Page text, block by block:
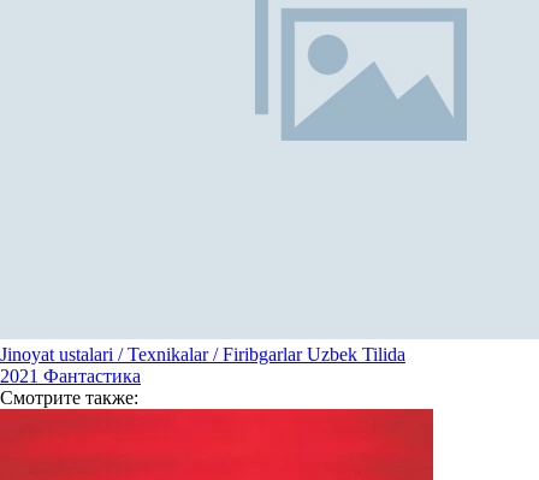
Jinoyat ustalari / Texnikalar / Firibgarlar Uzbek Tilida
2021 Фантастика
Смотрите также: